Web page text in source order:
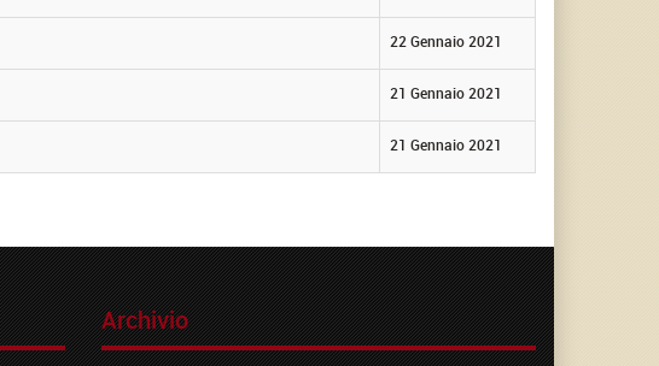
22 Gennaio 2021
21 Gennaio 2021
21 Gennaio 2021
Archivio